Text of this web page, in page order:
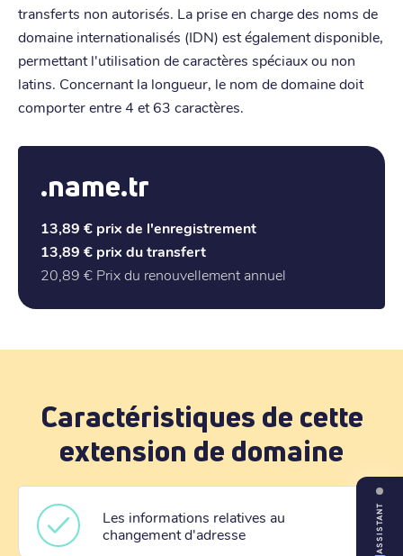
transferts non autorisés. La prise en charge des noms de
domaine internationalisés (IDN) est également disponible,
permettant l'utilisation de caractères spéciaux ou non
latins. Concernant la longueur, le nom de domaine doit
comporter entre 4 et 63 caractères.
.name.tr
13,89 € prix de l'enregistrement
13,89 € prix du transfert
20,89 € Prix du renouvellement annuel
Caractéristiques de cette
extension de domaine
Les informations relatives au
changement d'adresse
ASSISTANT